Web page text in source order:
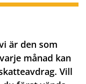
är den som
månad kan
Vill